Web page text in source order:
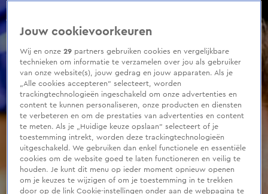
seconds
of
5
1
second
Jouw cookievoorkeuren
Wij en onze29 partners gebruiken cookies en vergelijkbare
technieken om informatie te verzamelen over jou als gebruiker
van onze website(s), jouw gedrag en jouw apparaten. Als je
„Alle cookies accepteren” selecteert, worden
trackingtechnologieën ingeschakeld om onze advertenties en
content te kunnen personaliseren, onze producten en diensten
te verbeteren en om de prestaties van advertenties en content
te meten. Als je „Huidige keuze opslaan” selecteert of je
toestemming intrekt, worden deze trackingtechnologieën
uitgeschakeld. We gebruiken dan enkel functionele en essentiële
cookies om de website goed te laten functioneren en veilig te
houden. Je kunt dit menu op ieder moment opnieuw openen
om je keuzes te wijzigen of om je toestemming in te trekken
door op de link Cookie-instellingen onder aan de webpagina te